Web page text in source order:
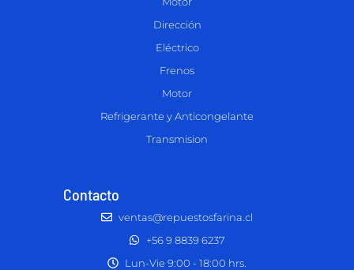
Dirección
Eléctrico
Frenos
Motor
Refrigerante y Anticongelante
Transmision
Contacto
ventas@repuestosfarina.cl
+56 9 8839 6237
Lun-Vie 9:00 - 18:00 hrs.